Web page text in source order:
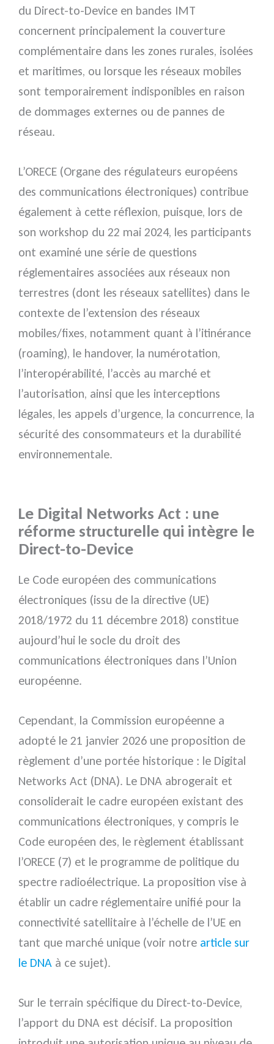
du Direct-to-Device en bandes IMT
concernent principalement la couverture
complémentaire dans les zones rurales, isolées
et maritimes, ou lorsque les réseaux mobiles
sont temporairement indisponibles en raison
de dommages externes ou de pannes de
réseau.
L’ORECE (Organe des régulateurs européens
des communications électroniques) contribue
également à cette réflexion, puisque, lors de
son workshop du 22 mai 2024, les participants
ont examiné une série de questions
réglementaires associées aux réseaux non
terrestres (dont les réseaux satellites) dans le
contexte de l’extension des réseaux
mobiles/fixes, notamment quant à l’itinérance
(roaming), le handover, la numérotation,
l’interopérabilité, l’accès au marché et
l’autorisation, ainsi que les interceptions
légales, les appels d’urgence, la concurrence, la
sécurité des consommateurs et la durabilité
environnementale.
Le Digital Networks Act : une
réforme structurelle qui intègre le
Direct-to-Device
Le Code européen des communications
électroniques (issu de la directive (UE)
2018/1972 du 11 décembre 2018) constitue
aujourd’hui le socle du droit des
communications électroniques dans l’Union
européenne.
Cependant, la Commission européenne a
adopté le 21 janvier 2026 une proposition de
règlement d’une portée historique : le Digital
Networks Act (DNA). Le DNA abrogerait et
consoliderait le cadre européen existant des
communications électroniques, y compris le
Code européen des, le règlement établissant
l’ORECE (7) et le programme de politique du
spectre radioélectrique. La proposition vise à
établir un cadre réglementaire unifié pour la
connectivité satellitaire à l’échelle de l’UE en
tant que marché unique (voir notre article sur
le DNA à ce sujet).
Sur le terrain spécifique du Direct-to-Device,
l’apport du DNA est décisif. La proposition